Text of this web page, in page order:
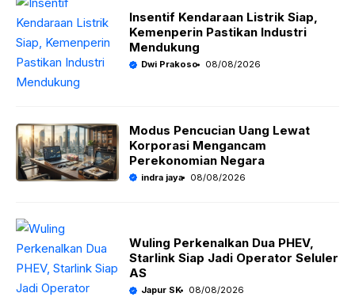
Insentif Kendaraan Listrik Siap,
Kemenperin Pastikan Industri
Mendukung
Dwi Prakoso 08/08/2026
Modus Pencucian Uang Lewat
Korporasi Mengancam
Perekonomian Negara
indra jaya 08/08/2026
Wuling Perkenalkan Dua PHEV,
Starlink Siap Jadi Operator Seluler
AS
Japur SK 08/08/2026